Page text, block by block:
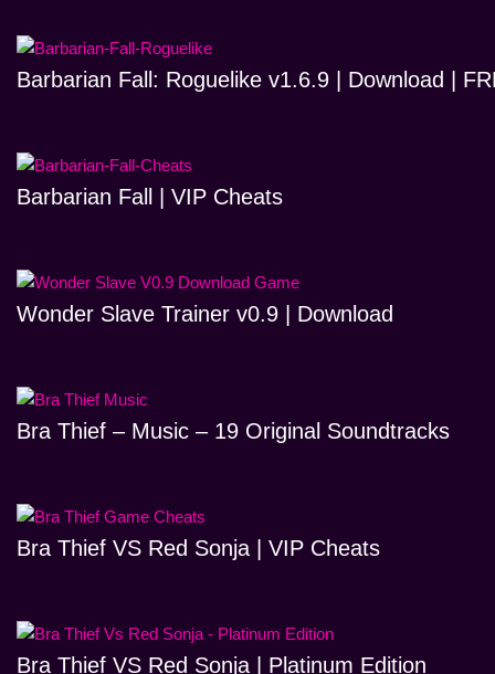
Barbarian Fall: Roguelike v1.6.9 | Download |
Barbarian Fall | VIP Cheats
Wonder Slave Trainer v0.9 | Download
Bra Thief – Music – 19 Original Soundtracks
Bra Thief VS Red Sonja | VIP Cheats
Bra Thief VS Red Sonja | Platinum Edition